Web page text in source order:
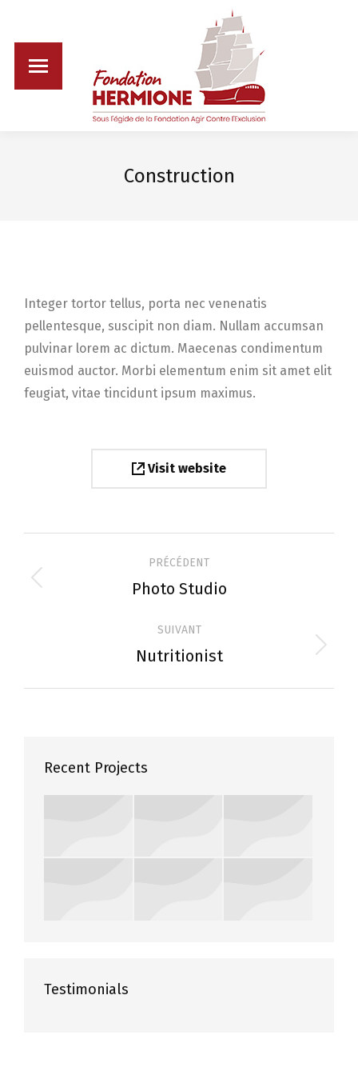
Construction
Integer tortor tellus, porta nec venenatis
pellentesque, suscipit non diam. Nullam accumsan
pulvinar lorem ac dictum. Maecenas condimentum
euismod auctor. Morbi elementum enim sit amet elit
feugiat, vitae tincidunt ipsum maximus.
Visit website
NAVIGATION
DE
COMMENTAIRE
PRÉCÉDENT
Onglet
Photo Studio
SUIVANT
Projets
Nutritionist
Recent Projects
Testimonials